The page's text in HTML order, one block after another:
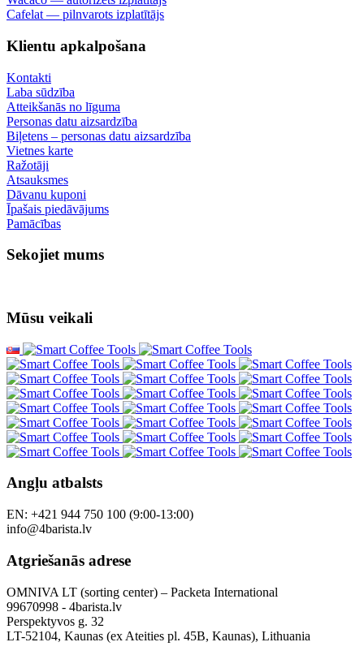
Cafelat — pilnvarots izplatītājs
Klientu apkalpošana
Kontakti
Laba sūdzība
Atteikšanās no līguma
Personas datu aizsardzība
Biļetens – personas datu aizsardzība
Vietnes karte
Ražotāji
Atsauksmes
Dāvanu kuponi
Īpašais piedāvājums
Pamācības
Sekojiet mums
Mūsu veikali
Angļu atbalsts
EN: +421 944 750 100 (9:00-13:00)
info@4barista.lv
Atgriešanās adrese
OMNIVA LT (sorting center) – Packeta International
99670998 - 4barista.lv
Perspektyvos g. 32
LT-52104, Kaunas (ex Ateities pl. 45B, Kaunas), Lithuania